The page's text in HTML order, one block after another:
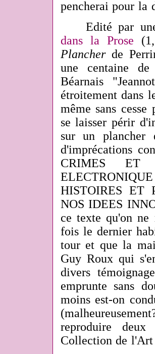
pencherai pour la
Edité par une
dans la Prose
Plancherde
une centaine
Béarnais
étroitement dans
même sans
se laisser périr
sur un plancher
d'imprécations
CRIMES ET
HISTOIRES ET
NOS IDEES
ce texte qu'on ne
fois le dernier
tour et que la
Guy Roux qui
divers
emprunte sans
moins est-on
reproduire
Collection de